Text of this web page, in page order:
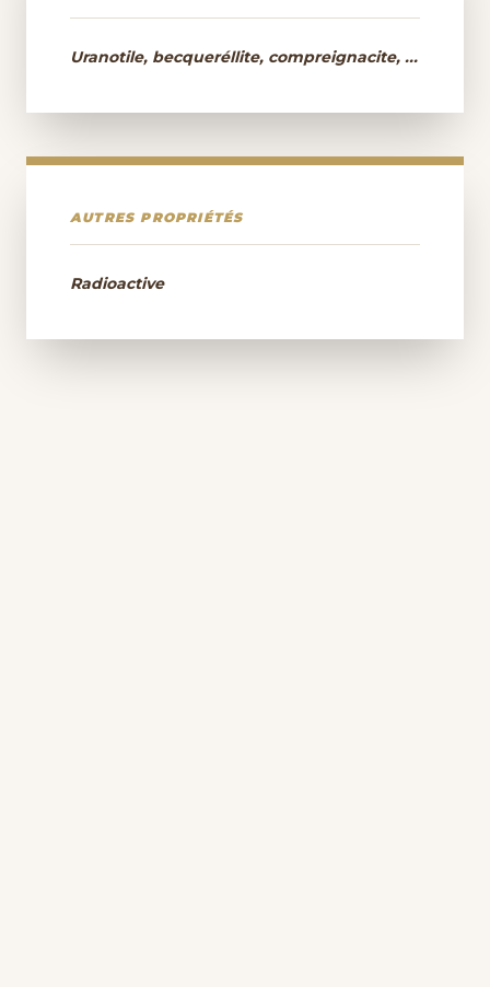
Uranotile, becqueréllite, compreignacite, ...
AUTRES PROPRIÉTÉS
Radioactive